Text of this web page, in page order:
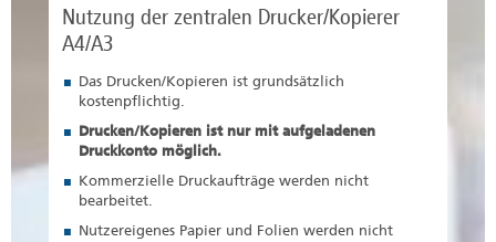
Nutzung der zentralen Drucker/Kopierer
A4/A3
Das Drucken/Kopieren ist grundsätzlich
kostenpflichtig.
Drucken/Kopieren ist nur mit aufgeladenen
Druckkonto möglich.
Kommerzielle Druckaufträge werden nicht
bearbeitet.
Nutzereigenes Papier und Folien werden nicht